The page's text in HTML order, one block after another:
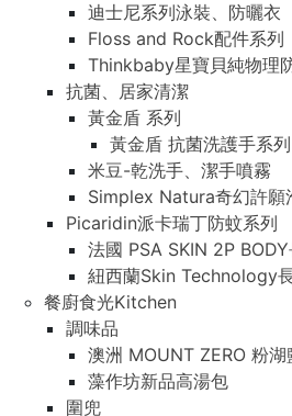
迪士尼系列泳裝、防曬衣
Floss and Rock配件系列
Thinkbaby星寶貝純物理
抗菌、居家清潔
黃金盾 系列
黃金盾 抗菌洗護手系列
米豆-乾洗手、潔手噴霧
Simplex Natura奇幻許願
Picaridin派卡瑞丁防蚊系列
法國 PSA SKIN 2P
紐西蘭Skin Technology
餐廚食光Kitchen
調味品
澳洲 MOUNT ZERO 粉湖
藻作坊新品高湯包
圍兜